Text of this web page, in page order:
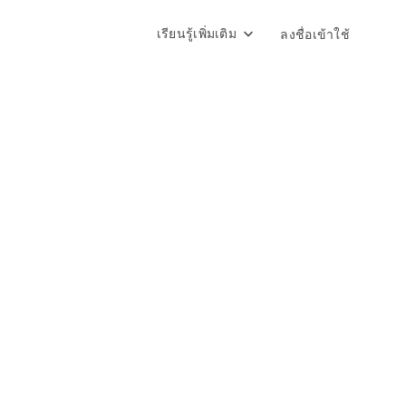
เรียนรู้เพิ่มเติม ลงชื่อเข้าใช้